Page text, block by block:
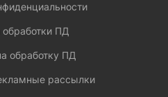
обработки ПД
обработку ПД
рассылки